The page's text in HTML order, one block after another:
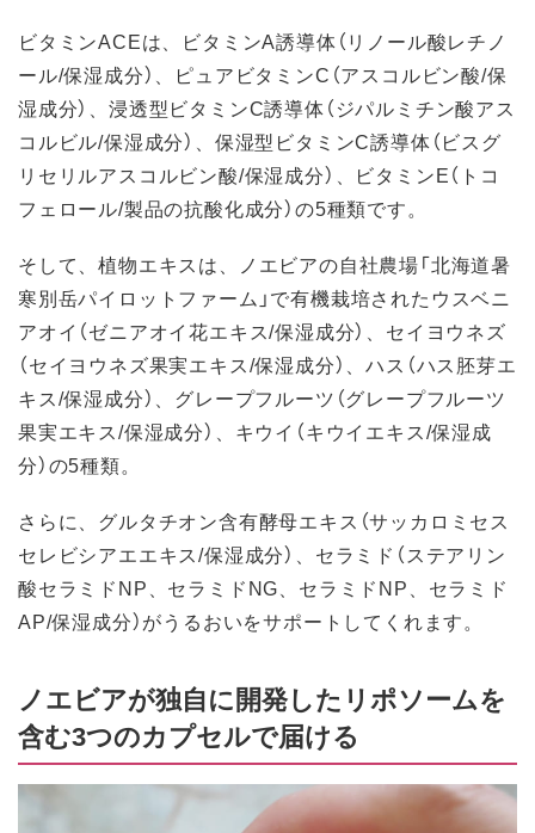
ビタミンACEは、ビタミンA誘導体（リノール酸レチノ
ール/保湿成分）、ピュアビタミンC（アスコルビン酸/保
湿成分）、浸透型ビタミンC誘導体（ジパルミチン酸アス
コルビル/保湿成分）、保湿型ビタミンC誘導体（ビスグ
リセリルアスコルビン酸/保湿成分）、ビタミンE（トコ
フェロール/製品の抗酸化成分）の5種類です。
そして、植物エキスは、ノエビアの自社農場「北海道暑
寒別岳パイロットファーム」で有機栽培されたウスベニ
アオイ（ゼニアオイ花エキス/保湿成分）、セイヨウネズ
（セイヨウネズ果実エキス/保湿成分）、ハス（ハス胚芽エ
キス/保湿成分）、グレープフルーツ（グレープフルーツ
果実エキス/保湿成分）、キウイ（キウイエキス/保湿成
分）の5種類。
さらに、グルタチオン含有酵母エキス（サッカロミセス
セレビシアエエキス/保湿成分）、セラミド（ステアリン
酸セラミドNP、セラミドNG、セラミドNP、セラミド
AP/保湿成分）がうるおいをサポートしてくれます。
ノエビアが独自に開発したリポソームを
含む3つのカプセルで届ける